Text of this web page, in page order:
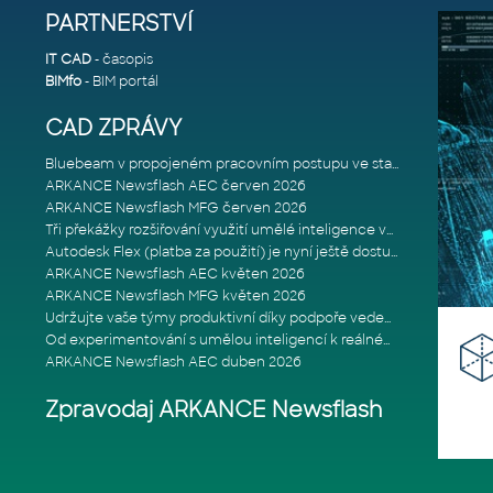
PARTNERSTVÍ
IT CAD- časopis
BIMfo- BIM portál
CAD ZPRÁVY
Bluebeam v propojeném pracovním postupu ve stavebnictví: Proč je int
ARKANCE Newsflash AEC červen 2026
ARKANCE Newsflash MFG červen 2026
Tři překážky rozšiřování využití umělé inteligence ve stavebním prům
Autodesk Flex (platba za použití) je nyní ještě dostupnější
ARKANCE Newsflash AEC květen 2026
ARKANCE Newsflash MFG květen 2026
Udržujte vaše týmy produktivní díky podpoře vedené odborníky
Od experimentování s umělou inteligencí k reálnému dopadu na podniká
ARKANCE Newsflash AEC duben 2026
Zpravodaj ARKANCE Newsflash